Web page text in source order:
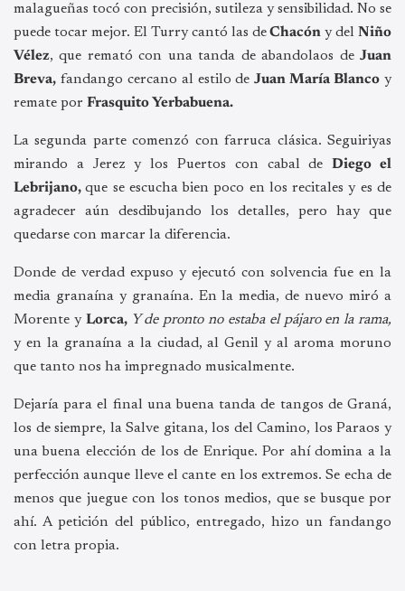
malagueñas tocó con precisión, sutileza y sensibilidad. No se
puede tocar mejor. El Turry cantó las deChacón y del Niño
Vélez, que remató con una tanda de abandolaos de Juan
Breva, fandango cercano al estilo deJuan María Blanco y
remate por Frasquito Yerbabuena.
La segunda parte comenzó con farruca clásica. Seguiriyas
mirando a Jerez y los Puertos con cabal deDiego el
Lebrijano,que se escucha bien poco en los recitales y es de
agradecer aún desdibujando los detalles, pero hay que
quedarse con marcar la diferencia.
Donde de verdad expuso y ejecutó con solvencia fue en la
media granaína y granaína. En la media, de nuevo miró a
Morente y Lorca, Y de pronto no estaba el pájaro en la rama,
y en la granaína a la ciudad, al Genil y al aroma moruno
que tanto nos ha impregnado musicalmente.
Dejaría para el final una buena tanda de tangos de Graná,
los de siempre, la Salve gitana, los del Camino, los Paraos y
una buena elección de los de Enrique. Por ahí domina a la
perfección aunque lleve el cante en los extremos. Se echa de
menos que juegue con los tonos medios, que se busque por
ahí. A petición del público, entregado, hizo un fandango
con letra propia.